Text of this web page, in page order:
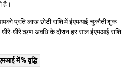
है।
प्रति लाख छोटी राशि में ईएमआई चुकौती शुरू
धीरे ऋण अवधि के दौरान हर साल ईएमआई राशि
में % वृद्धि